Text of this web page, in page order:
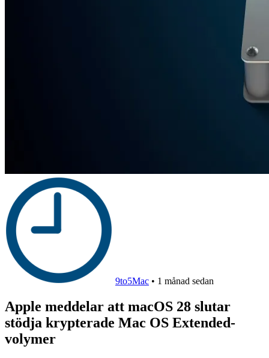
9to5Mac • 1 månad sedan
Apple meddelar att macOS 28 slutar
stödja krypterade Mac OS Extended-
volymer